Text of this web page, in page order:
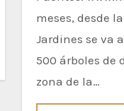
meses, desde
Jardines se va
500 árboles de
zona de la…